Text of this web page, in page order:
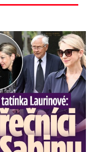
i dceru